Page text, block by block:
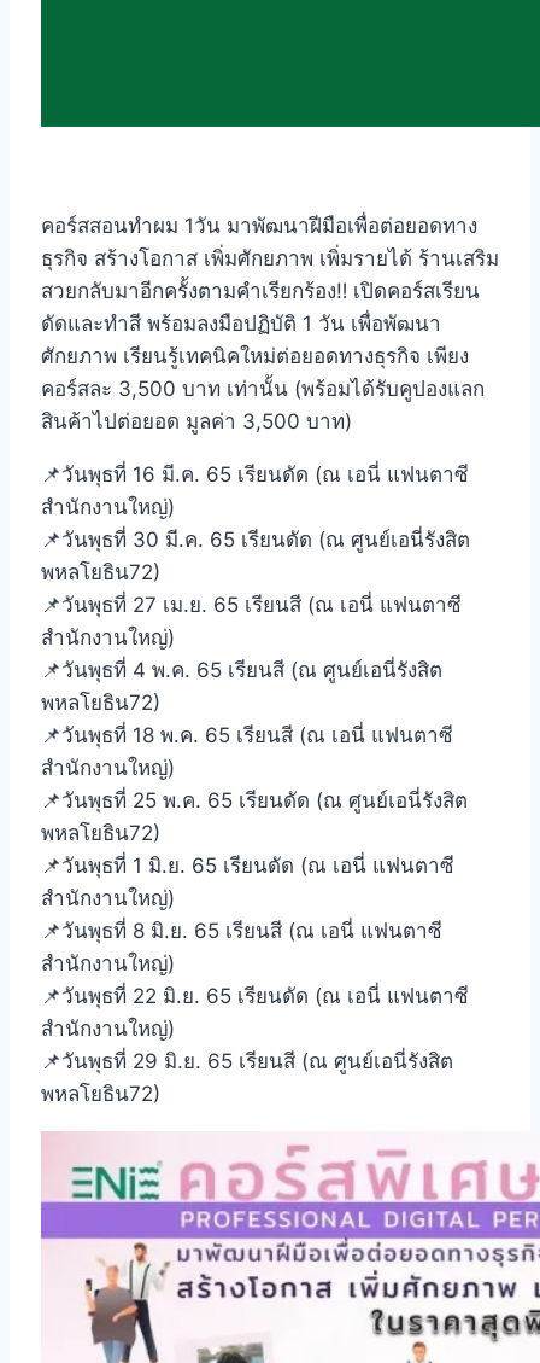
คอร์สสอนทำผม 1วัน มาพัฒนาฝีมือเพื่อต่อยอดทาง
ธุรกิจ สร้างโอกาส เพิ่มศักยภาพ เพิ่มรายได้ ร้านเสริม
สวยกลับมาอีกครั้งตามคำเรียกร้อง‼️ เปิดคอร์สเรียน
ดัดและทำสี พร้อมลงมือปฏิบัติ 1 วัน เพื่อพัฒนา
ศักยภาพ เรียนรู้เทคนิคใหม่ต่อยอดทางธุรกิจ เพียง
คอร์สละ 3,500 บาท เท่านั้น (พร้อมได้รับคูปองแลก
สินค้าไปต่อยอด มูลค่า 3,500 บาท)
📌วันพุธที่ 16 มี.ค. 65 เรียนดัด (ณ เอนี่ แฟนตาซี
สำนักงานใหญ่)
📌วันพุธที่ 30 มี.ค. 65 เรียนดัด (ณ ศูนย์เอนี่รังสิต
พหลโยธิน72)
📌วันพุธที่ 27 เม.ย. 65 เรียนสี (ณ เอนี่ แฟนตาซี
สำนักงานใหญ่)
📌วันพุธที่ 4 พ.ค. 65 เรียนสี (ณ ศูนย์เอนี่รังสิต
พหลโยธิน72)
📌วันพุธที่ 18 พ.ค. 65 เรียนสี (ณ เอนี่ แฟนตาซี
สำนักงานใหญ่)
📌วันพุธที่ 25 พ.ค. 65 เรียนดัด (ณ ศูนย์เอนี่รังสิต
พหลโยธิน72)
📌วันพุธที่ 1 มิ.ย. 65 เรียนดัด (ณ เอนี่ แฟนตาซี
สำนักงานใหญ่)
📌วันพุธที่ 8 มิ.ย. 65 เรียนสี (ณ เอนี่ แฟนตาซี
สำนักงานใหญ่)
📌วันพุธที่ 22 มิ.ย. 65 เรียนดัด (ณ เอนี่ แฟนตาซี
สำนักงานใหญ่)
📌วันพุธที่ 29 มิ.ย. 65 เรียนสี (ณ ศูนย์เอนี่รังสิต
พหลโยธิน72)